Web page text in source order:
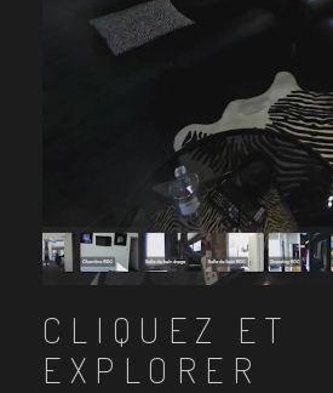
CLIQUEZ ET
EXPLORER